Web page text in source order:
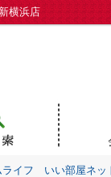
横浜店
ライフ いい部屋ネッ